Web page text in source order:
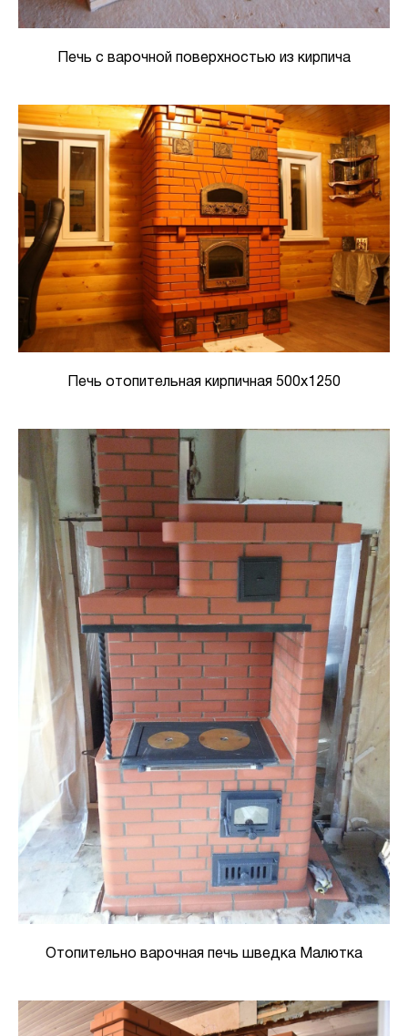
Печь с варочной поверхностью из кирпича
Печь отопительная кирпичная 500х1250
Отопительно варочная печь шведка Малютка